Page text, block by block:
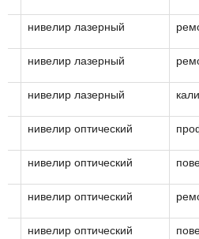
нивелир лазерный
нивелир лазерный
нивелир лазерный
нивелир оптический
нивелир оптический
нивелир оптический
нивелир оптический